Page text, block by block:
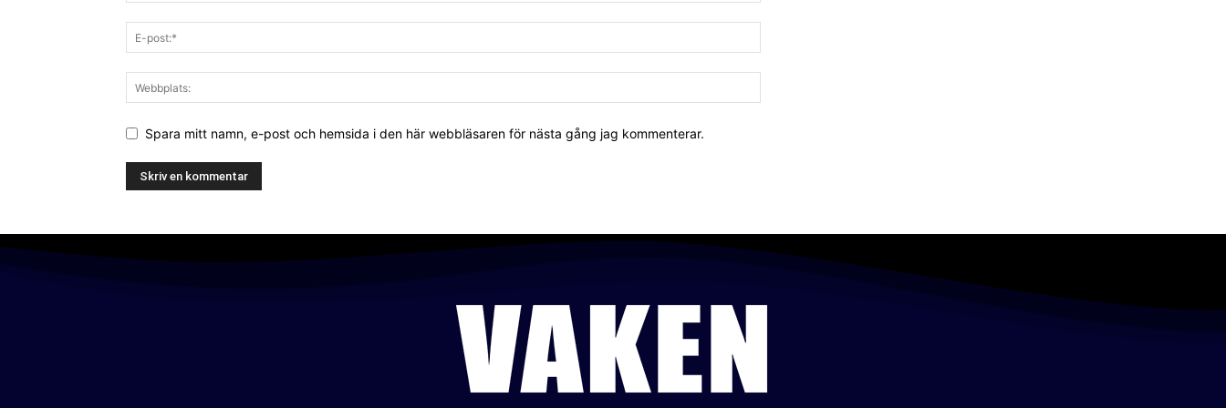
Spara mitt namn, e-post och hemsida i den här webbläsaren för nästa gång jag kommenterar.